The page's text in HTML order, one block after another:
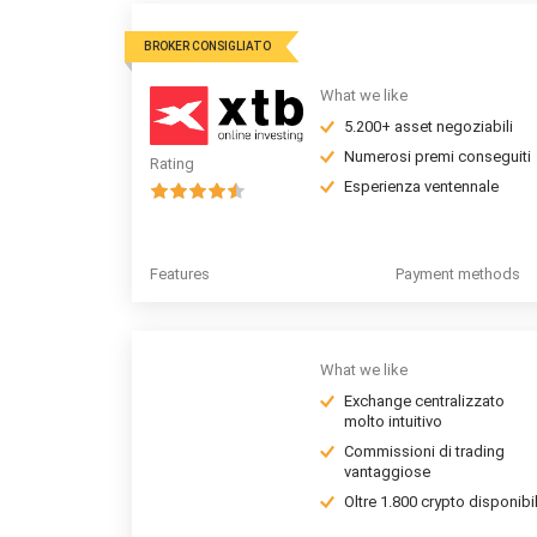
BROKER CONSIGLIATO
Rating
What we like
5.200+ asset negoziabili
Numerosi premi conseguiti
Esperienza ventennale
Features Payment methods
What we like
Exchange centralizzato
molto intuitivo
Commissioni di trading
vantaggiose
Oltre 1.800 crypto